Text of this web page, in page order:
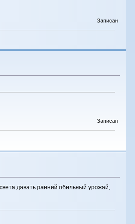
Записан
Записан
давать ранний обильный урожай,